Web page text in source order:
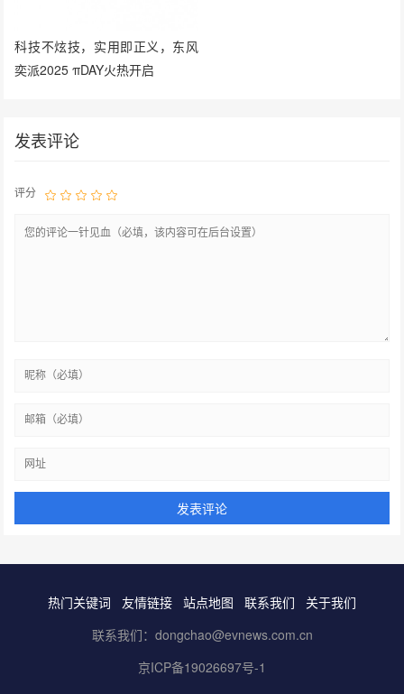
科技不炫技，实用即正义，东风
奕派2025 πDAY火热开启
发表评论
评分
热门关键词 友情链接 站点地图 联系我们
关于我们
联系我们：dongchao@evnews.com.cn
京ICP备19026697号-1